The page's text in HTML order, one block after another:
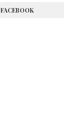
FACEBOOK